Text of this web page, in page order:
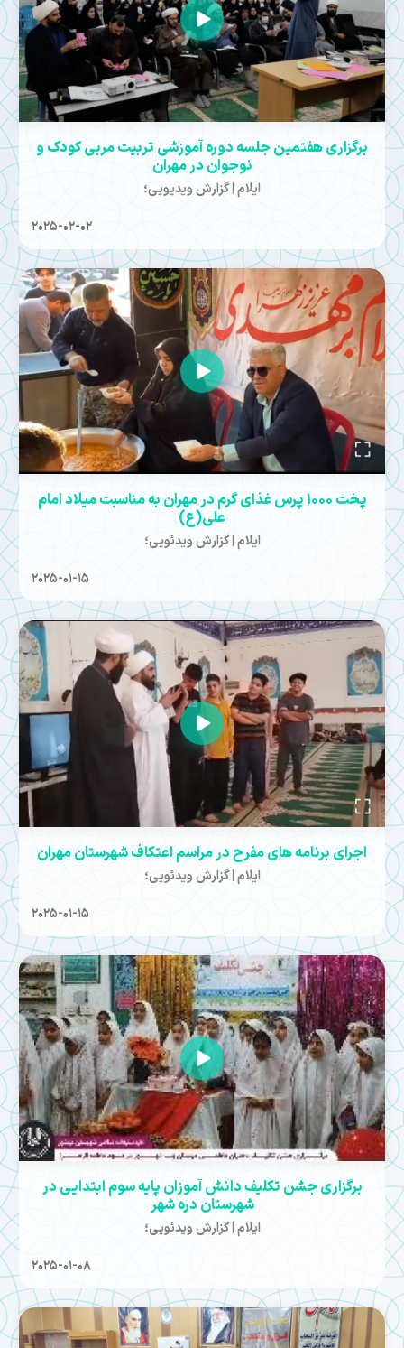
برگزاری هفتمین جلسه دوره آموزشی تربیت مربی کودک و
نوجوان در مهران
ایلام | گزارش ویدیویی؛
2025-02-02
پخت ۱۰۰۰ پرس غذای گرم در مهران به مناسبت میلاد امام
علی(ع)
ایلام | گزارش ویدئویی؛
2025-01-15
اجرای برنامه های مفرح در مراسم اعتکاف شهرستان مهران
ایلام | گزارش ویدئویی؛
2025-01-15
برگزاری جشن تکلیف دانش آموزان پایه سوم ابتدایی در
شهرستان دره شهر
ایلام | گزارش ویدئویی؛
2025-01-08